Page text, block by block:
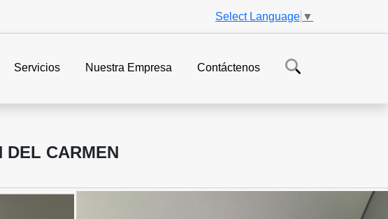
Select Language ▼
Servicios Nuestra Empresa Contáctenos
DEL CARMEN